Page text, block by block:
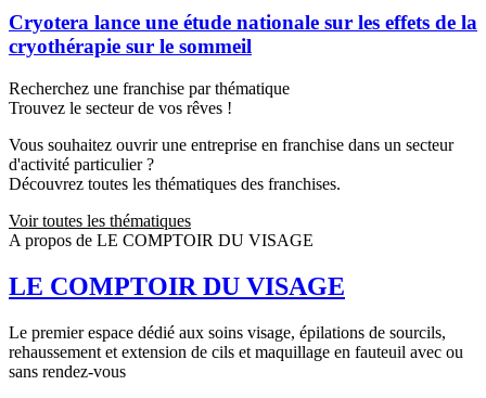
Cryotera lance une étude nationale sur les effets de la
cryothérapie sur le sommeil
Recherchez une franchise par thématique
Trouvez le secteur de vos rêves !
Vous souhaitez ouvrir une entreprise en franchise dans un secteur
d'activité particulier ?
Découvrez toutes les thématiques des franchises.
Voir toutes les thématiques
A propos de LE COMPTOIR DU VISAGE
LE COMPTOIR DU VISAGE
Le premier espace dédié aux soins visage, épilations de sourcils,
rehaussement et extension de cils et maquillage en fauteuil avec ou
sans rendez-vous